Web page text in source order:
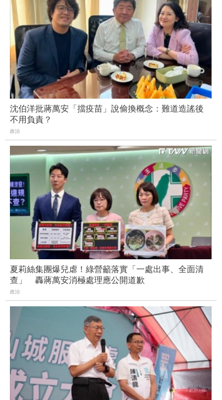
沈伯洋批蔣萬安「擋疫苗」說偷換概念：難道造謠後
不用負責？
政治
夏莉絲集團爆兒虐！綠營籲落實「一處出事、全面清
查」 轟蔣萬安消極處理應公開道歉
政治